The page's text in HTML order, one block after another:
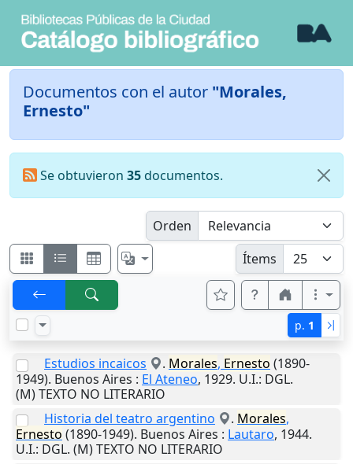
Documentos con el autor "Morales,
Ernesto"
Se obtuvieron 35documentos.
Orden
Ítems
p. 1
Estudios incaicos . Morales, Ernesto (1890-
1949). Buenos Aires : El Ateneo, 1929. U.I.: DGL.
(M) TEXTO NO LITERARIO
Historia del teatro argentino
. Morales,
Ernesto (1890-1949). Buenos Aires : Lautaro, 1944.
U.I.: DGL. (M) TEXTO NO LITERARIO